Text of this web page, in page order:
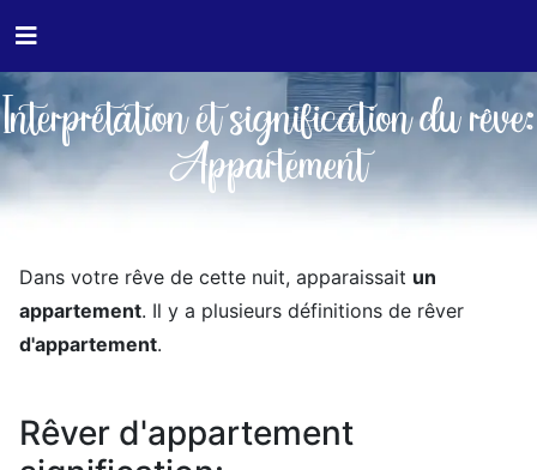
Interprétation et signification du rêve:
Appartement
Dans votre rêve de cette nuit, apparaissait un
appartement. Il y a plusieurs définitions de rêver
d'appartement.
Rêver d'appartement